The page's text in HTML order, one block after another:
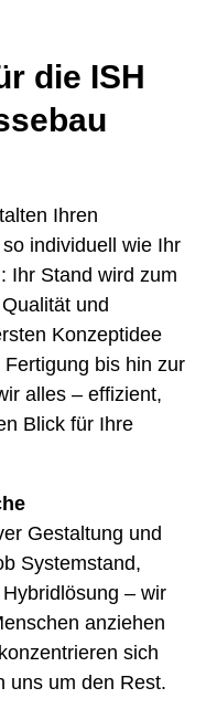
die ISH
Ihren
individuell wie Ihr
Ihr Stand wird zum
und
Konzeptidee
bis hin zur
alles – effizient,
Blick für Ihre
Gestaltung und
Systemstand,
– wir
anziehen
sich
uns um den Rest.